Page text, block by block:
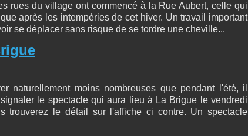
rues du village ont commencé à la Rue Aubert, celle qui
après les intempéries de cet hiver. Un travail important
se déplacer sans risque de se tordre une cheville...
naturellement moins nombreuses que pendant l'été, il
le spectacle qui aura lieu à La Brigue le vendredi
trouverez le détail sur l'affiche ci contre. Un spectacle